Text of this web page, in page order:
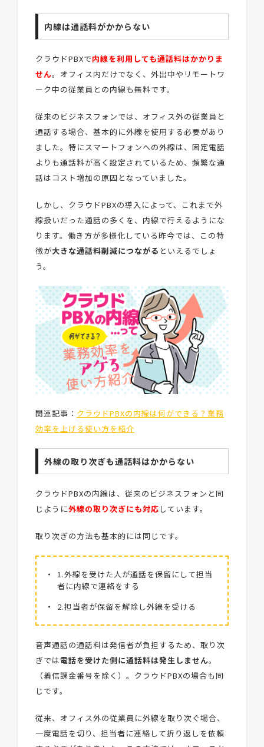
内線は通話料がかからない
クラウドPBXで内線を利用しても通話料はかかりま
せん。オフィス内だけでなく、外出中やリモートワ
ーク中の従業員との内線も無料です。
従来のビジネスフォンでは、オフィス外の従業員と
通話する場合、基本的に外線を使用する必要があり
ました。特にスマートフォンへの外線は、固定電話
よりも通話料が高く設定されているため、頻繁な通
話はコスト増加の原因となっていました。
しかし、クラウドPBXの導入によって、これまで外
線扱いだった通話の多くを、内線で行えるようにな
ります。働き方が多様化している昨今では、この特
徴が大きな通話料削減につながる といえるでしょ
う。
関連記事： クラウドPBXの内線は何ができる？業務
効率を上げる使い方を紹介
外線の取り次ぎも通話料はかからない
クラウドPBXの内線は、従来のビジネスフォンと同
じように外線の取り次ぎにも対応 しています。
取り次ぎの方法も基本的には同じです。
1.外線を受けた人が通話を保留にして担当
者に内線で連絡をする
2.担当者が保留を解除し外線を受ける
音声通話の通話料は発信者が負担するため、取り次
ぎでは電話を受けた側に通話料は発生しません。
（着信課金番号を除く）。クラウドPBXの場合も同
じです。
従来、オフィス外の従業員に外線を取り次ぐ場合、
一度電話を切り、担当者に連絡して折り返しを依頼